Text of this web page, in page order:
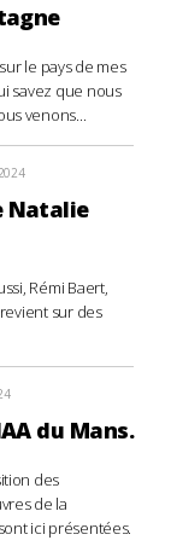
le pays de mes
savez que nous
venons...
Natalie
Rémi Baert,
sur des
du Mans.
des
de la
ici présentées.